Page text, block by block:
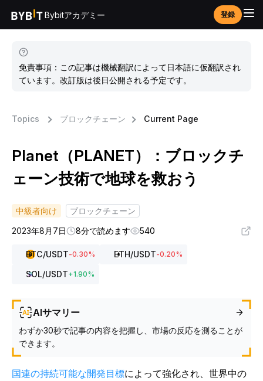
Bybitアカデミー 登録
免責事項：この記事は機械翻訳によって日本語に仮翻訳され
ています。改訂版は後日公開される予定です。
Topics ブロックチェーン Current Page
Planet（PLANET）：ブロックチ
ェーン技術で地球を救おう
中級者向け
ブロックチェーン
2023年8月7日
8分で読めます 540
BTC/USDT-0.30% ETH/USDT-0.20%
SOL/USDT+1.90%
AIサマリー
わずか30秒で記事の内容を把握し、市場の反応を測ることが
できます。
国連の持続可能な開発目標によって強化され、世界中の